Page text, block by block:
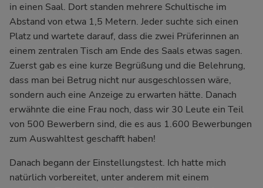
in einen Saal. Dort standen mehrere Schultische im
Abstand von etwa 1,5 Metern. Jeder suchte sich einen
Platz und wartete darauf, dass die zwei Prüferinnen an
einem zentralen Tisch am Ende des Saals etwas sagen.
Zuerst gab es eine kurze Begrüßung und die Belehrung,
dass man bei Betrug nicht nur ausgeschlossen wäre,
sondern auch eine Anzeige zu erwarten hätte. Danach
erwähnte die eine Frau noch, dass wir 30 Leute ein Teil
von 500 Bewerbern sind, die es aus 1.600 Bewerbungen
zum Auswahltest geschafft haben!
Danach begann der Einstellungstest. Ich hatte mich
natürlich vorbereitet, unter anderem mit einem